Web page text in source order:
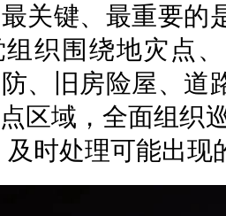
关键、最重要的
织围绕地灾点
、旧房险屋、道
区域，全面组织
及时处理可能出现